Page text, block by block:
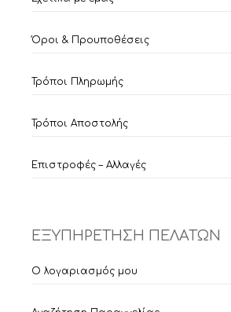
Όροι & Προυποθέσεις
Τρόποι Πληρωμής
Τρόποι Αποστολής
Επιστροφές – Αλλαγές
ΕΞΥΠΗΡΕΤΗΣΗ ΠΕΛΑΤΩΝ
Ο λογαριασμός μου